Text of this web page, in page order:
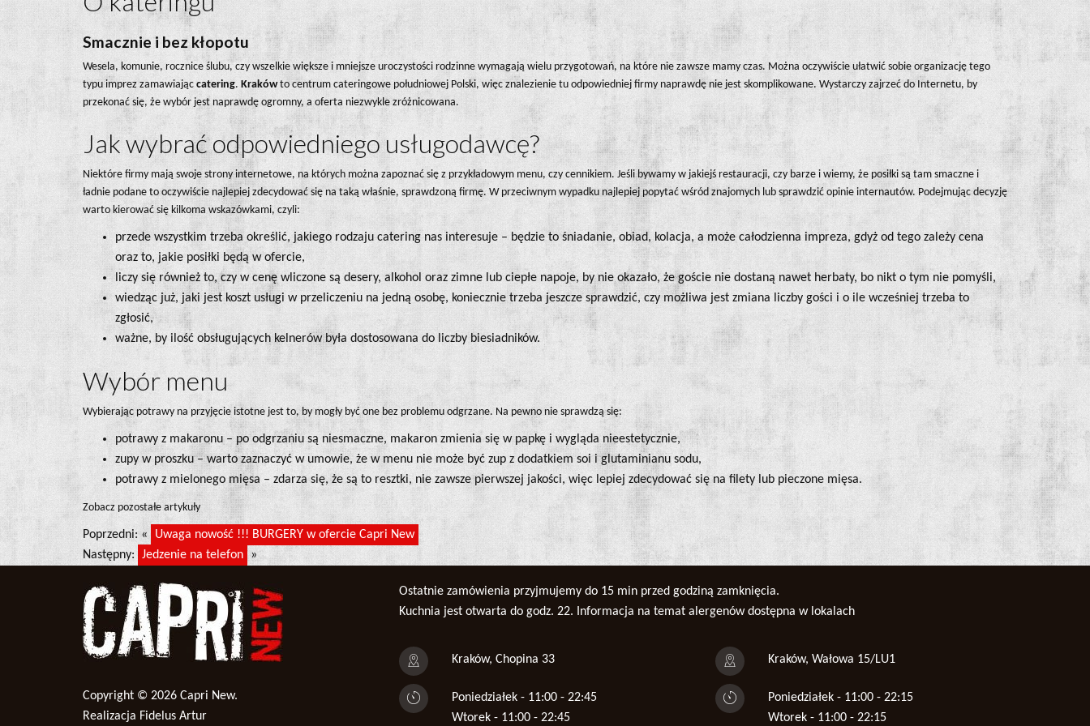
Smacznie i bez kłopotu
Wesela, komunie, rocznice ślubu, czy wszelkie większe i mniejsze uroczystości rodzinne wymagają wielu przygotowań, na które nie zawsze mamy czas. Można oczywiście ułatwić sobie organizację tego
typu imprez zamawiając catering. Krakówto centrum cateringowe południowej Polski, więc znalezienie tu odpowiedniej firmy naprawdę nie jest skomplikowane. Wystarczy zajrzeć do Internetu, by
przekonać się, że wybór jest naprawdę ogromny, a oferta niezwykle zróżnicowana.
Jak wybrać odpowiedniego usługodawcę?
Niektóre firmy mają swoje strony internetowe, na których można zapoznać się z przykładowym menu, czy cennikiem. Jeśli bywamy w jakiejś restauracji, czy barze i wiemy, że posiłki są tam smaczne i
ładnie podane to oczywiście najlepiej zdecydować się na taką właśnie, sprawdzoną firmę. W przeciwnym wypadku najlepiej popytać wśród znajomych lub sprawdzić opinie internautów. Podejmując decyzję
warto kierować się kilkoma wskazówkami, czyli:
przede wszystkim trzeba określić, jakiego rodzaju catering nas interesuje – będzie to śniadanie, obiad, kolacja, a może całodzienna impreza, gdyż od tego zależy cena
oraz to, jakie posiłki będą w ofercie,
liczy się również to, czy w cenę wliczone są desery, alkohol oraz zimne lub ciepłe napoje, by nie okazało, że goście nie dostaną nawet herbaty, bo nikt o tym nie pomyśli,
wiedząc już, jaki jest koszt usługi w przeliczeniu na jedną osobę, koniecznie trzeba jeszcze sprawdzić, czy możliwa jest zmiana liczby gości i o ile wcześniej trzeba to
zgłosić,
ważne, by ilość obsługujących kelnerów była dostosowana do liczby biesiadników.
Wybór menu
Wybierając potrawy na przyjęcie istotne jest to, by mogły być one bez problemu odgrzane. Na pewno nie sprawdzą się:
potrawy z makaronu – po odgrzaniu są niesmaczne, makaron zmienia się w papkę i wygląda nieestetycznie,
zupy w proszku – warto zaznaczyć w umowie, że w menu nie może być zup z dodatkiem soi i glutaminianu sodu,
potrawy z mielonego mięsa – zdarza się, że są to resztki, nie zawsze pierwszej jakości, więc lepiej zdecydować się na filety lub pieczone mięsa.
Zobacz pozostałe artykuły
Poprzedni: «
Uwaga nowość !!! BURGERY w ofercie Capri New
Następny:
Jedzenie na telefon »
Copyright © 2026 Capri New.
Realizacja Fidelus Artur
Ostatnie zamówienia przyjmujemy do 15 min przed godziną zamknięcia.
Kuchnia jest otwarta do godz. 22. Informacja na temat alergenów dostępna w lokalach
Kraków, Chopina 33
Poniedziałek - 11:00 - 22:45
Wtorek - 11:00 - 22:45
Kraków, Wałowa 15/LU1
Poniedziałek - 11:00 - 22:15
Wtorek - 11:00 - 22:15